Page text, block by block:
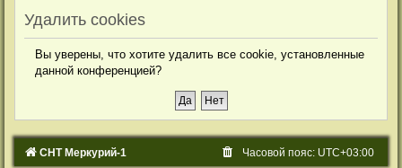
Удалить cookies
Вы уверены, что хотите удалить все cookie, установленные
данной конференцией?
СНТ Меркурий-1 Часовой пояс: UTC+03:00